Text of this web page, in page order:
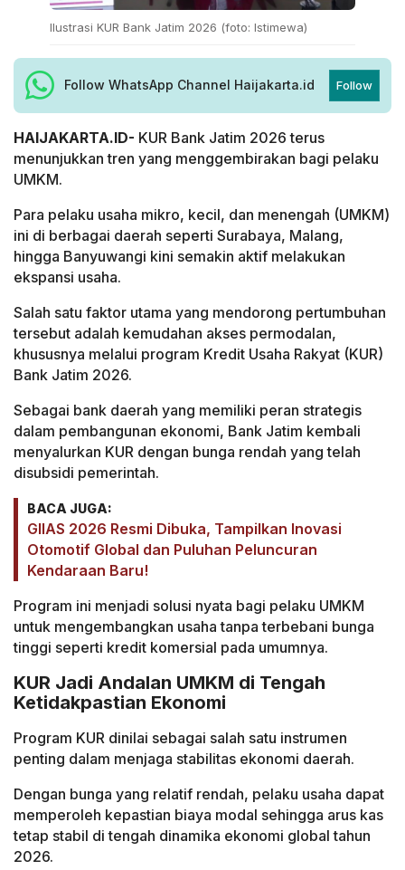
Ilustrasi KUR Bank Jatim 2026 (foto: Istimewa)
Follow WhatsApp Channel Haijakarta.id Follow
HAIJAKARTA.ID- KUR Bank Jatim 2026 terus
menunjukkan tren yang menggembirakan bagi pelaku
UMKM.
Para pelaku usaha mikro, kecil, dan menengah (UMKM)
ini di berbagai daerah seperti Surabaya, Malang,
hingga Banyuwangi kini semakin aktif melakukan
ekspansi usaha.
Salah satu faktor utama yang mendorong pertumbuhan
tersebut adalah kemudahan akses permodalan,
khususnya melalui program Kredit Usaha Rakyat (KUR)
Bank Jatim 2026.
Sebagai bank daerah yang memiliki peran strategis
dalam pembangunan ekonomi, Bank Jatim kembali
menyalurkan KUR dengan bunga rendah yang telah
disubsidi pemerintah.
BACA JUGA:
GIIAS 2026 Resmi Dibuka, Tampilkan Inovasi
Otomotif Global dan Puluhan Peluncuran
Kendaraan Baru!
Program ini menjadi solusi nyata bagi pelaku UMKM
untuk mengembangkan usaha tanpa terbebani bunga
tinggi seperti kredit komersial pada umumnya.
KUR Jadi Andalan UMKM di Tengah
Ketidakpastian Ekonomi
Program KUR dinilai sebagai salah satu instrumen
penting dalam menjaga stabilitas ekonomi daerah.
Dengan bunga yang relatif rendah, pelaku usaha dapat
memperoleh kepastian biaya modal sehingga arus kas
tetap stabil di tengah dinamika ekonomi global tahun
2026.